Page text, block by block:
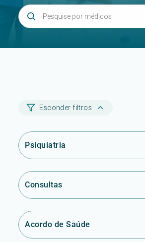
Esconder filtros
Psiquiatria
Consultas
Acordo de Saúde